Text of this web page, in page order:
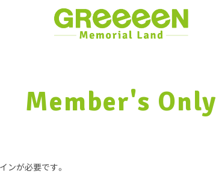
Member's Only
ンが必要です。